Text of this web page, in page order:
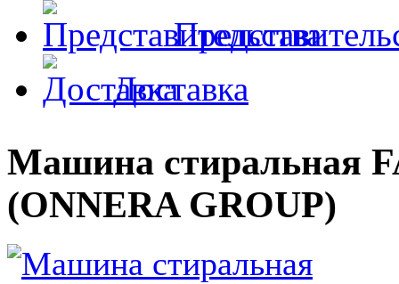
Доставка
Машина стиральная
(ONNERA GROUP)